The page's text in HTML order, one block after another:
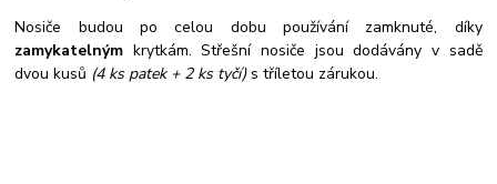
Nosiče budou po celou dobu používání zamknuté, díky
zamykatelným krytkám. Střešní nosiče jsou dodávány v sadě
dvou kusů (4 ks patek + 2 ks tyčí)s tříletou zárukou.